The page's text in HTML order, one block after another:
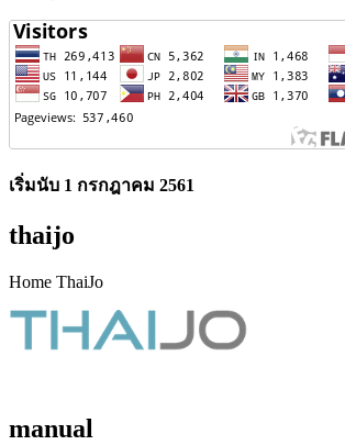
เริ่มนับ 1 กรกฎาคม 2561
thaijo
Home ThaiJo
manual